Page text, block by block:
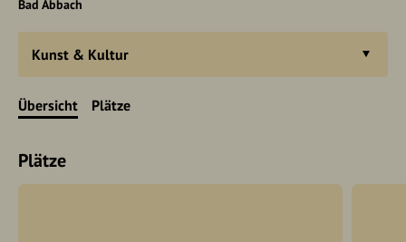
Bad Abbach
Kunst & Kultur
Übersicht Plätze
Plätze